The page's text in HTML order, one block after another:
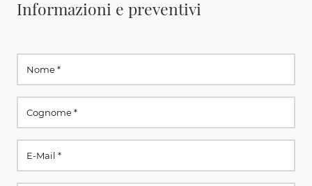
Informazioni e preventivi